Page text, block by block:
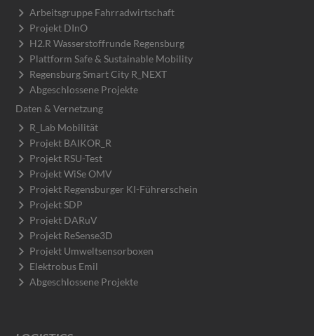
Arbeitsgruppe Fahrradwirtschaft
Projekt DInO
H2.R Wasserstoffrunde Regensburg
Plattform Safe & Sustainable Mobility
Regensburg Smart City R_NEXT
Abgeschlossene Projekte
Daten & Vernetzung
R_Lab Mobilität
Projekt BAIKOR_R
Projekt RSU-Test
Projekt WiSe OMV
Projekt Regensburger KI-Führerschein
Projekt SDP
Projekt DARuV
Projekt ReSense3D
Projekt Umweltsensorboxen
Elektrobus Emil
Abgeschlossene Projekte